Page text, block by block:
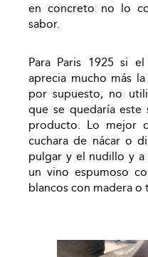
en concreto no lo
sabor.
Para Paris 1925 si
aprecia mucho más
por supuesto, no
que se quedaría este
producto. Lo mejor
cuchara de nácar o
pulgar y el nudillo y a
un vino espumoso
blancos con madera o